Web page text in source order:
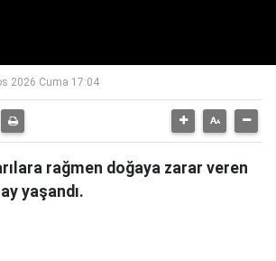
2026 Cuma 17:04
rağmen doğaya zarar veren
yaşandı.